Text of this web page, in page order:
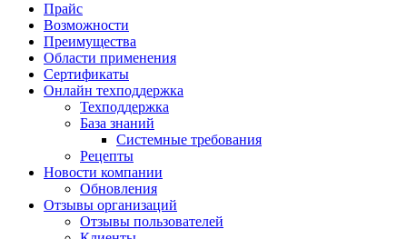
Прайс
Возможности
Преимущества
Области применения
Сертификаты
Онлайн техподдержка
Техподдержка
База знаний
Системные требования
Рецепты
Новости компании
Обновления
Отзывы организаций
Отзывы пользователей